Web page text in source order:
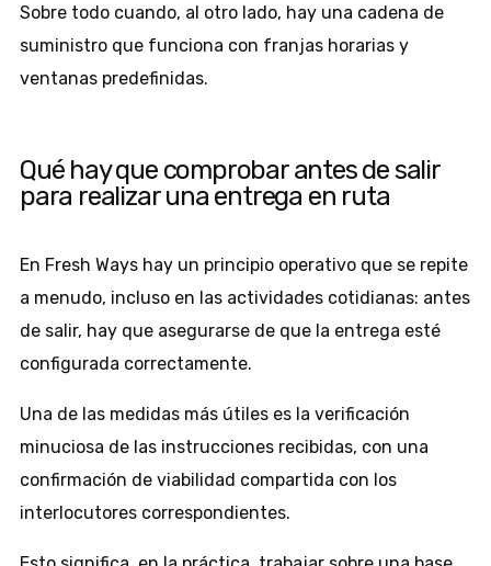
Sobre todo cuando, al otro lado, hay una cadena de
suministro que funciona con franjas horarias y
ventanas predefinidas.
Qué hay que comprobar antes de salir
para realizar una entrega en ruta
En Fresh Ways hay un principio operativo que se repite
a menudo, incluso en las actividades cotidianas: antes
de salir, hay que asegurarse de que la entrega esté
configurada correctamente.
Una de las medidas más útiles es la verificación
minuciosa de las instrucciones recibidas, con una
confirmación de viabilidad compartida con los
interlocutores correspondientes.